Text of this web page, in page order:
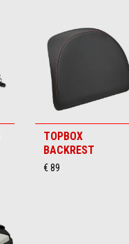
TOPBOX
BACKREST
€ 89